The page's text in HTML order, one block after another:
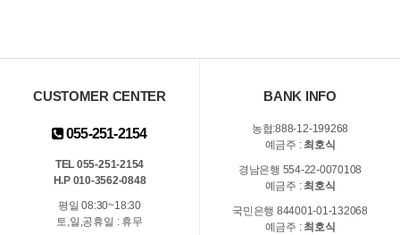
CUSTOMER CENTER
055-251-2154
TEL 055-251-2154
H.P 010-3562-0848
평일 08:30~18:30
토,일,공휴일 : 휴무
BANK INFO
농협:888-12-199268
예금주 : 최호식
경남은행 554-22-0070108
예금주 : 최호식
국민은행 844001-01-132068
예금주 : 최호식